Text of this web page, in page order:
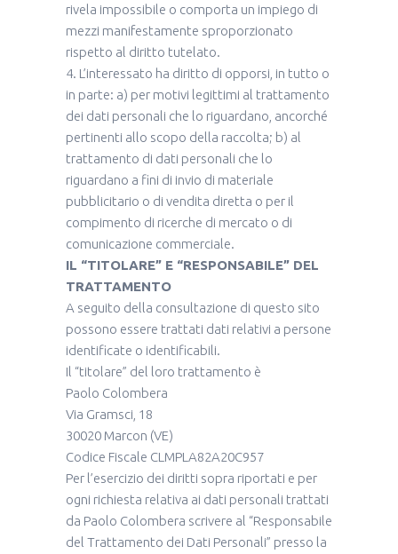
rivela impossibile o comporta un impiego di
mezzi manifestamente sproporzionato
rispetto al diritto tutelato.
4. L’interessato ha diritto di opporsi, in tutto o
in parte: a) per motivi legittimi al trattamento
dei dati personali che lo riguardano, ancorché
pertinenti allo scopo della raccolta; b) al
trattamento di dati personali che lo
riguardano a fini di invio di materiale
pubblicitario o di vendita diretta o per il
compimento di ricerche di mercato o di
comunicazione commerciale.
IL “TITOLARE” E “RESPONSABILE” DEL
TRATTAMENTO
A seguito della consultazione di questo sito
possono essere trattati dati relativi a persone
identificate o identificabili.
Il “titolare” del loro trattamento è
Paolo Colombera
Via Gramsci, 18
30020 Marcon (VE)
Codice Fiscale CLMPLA82A20C957
Per l’esercizio dei diritti sopra riportati e per
ogni richiesta relativa ai dati personali trattati
da Paolo Colombera scrivere al “Responsabile
del Trattamento dei Dati Personali” presso la